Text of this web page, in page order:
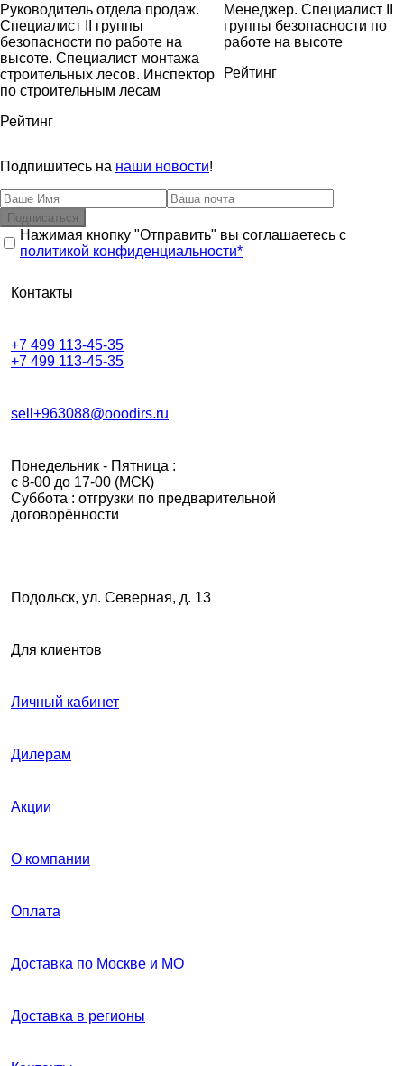
каждом участке производства. Мы гарантируем
Руководитель отдела продаж.
Специалист II группы
безопасности по работе на
высоте. Специалист монтажа
строительных лесов. Инспектор
по строительным лесам
Рейтинг
Менеджер. Специалист II
группы безопасности по
работе на высоте
Рейтинг
Подпишитесь на наши новости!
Подписаться
Нажимая кнопку "Отправить" вы соглашаетесь с
политикой конфиденциальности*
Контакты
+7 499 113-45-35
+7 499 113-45-35
sell+963088@ooodirs.ru
Понедельник - Пятница :
c 8-00 до 17-00 (МСК)
Суббота : отгрузки по предварительной
договорённости
Подольск, ул. Северная, д. 13
Для клиентов
Личный кабинет
Дилерам
Акции
О компании
Оплата
Доставка по Москве и МО
Доставка в регионы